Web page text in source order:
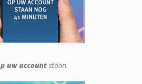
uw account staan.